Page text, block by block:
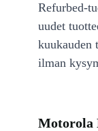
Refurbed-
uudet
kuukauden
ilman
Motorola